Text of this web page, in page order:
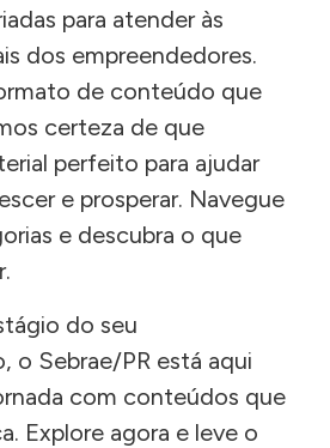
para atender às
dos empreendedores.
de conteúdo que
certeza de que
perfeito para ajudar
e prosperar. Navegue
e descubra o que
do seu
o Sebrae/PR está aqui
com conteúdos que
Explore agora e leve o